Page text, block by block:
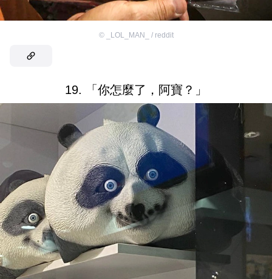
© _LOL_MAN_ / reddit
19. 「你怎麼了，阿寶？」